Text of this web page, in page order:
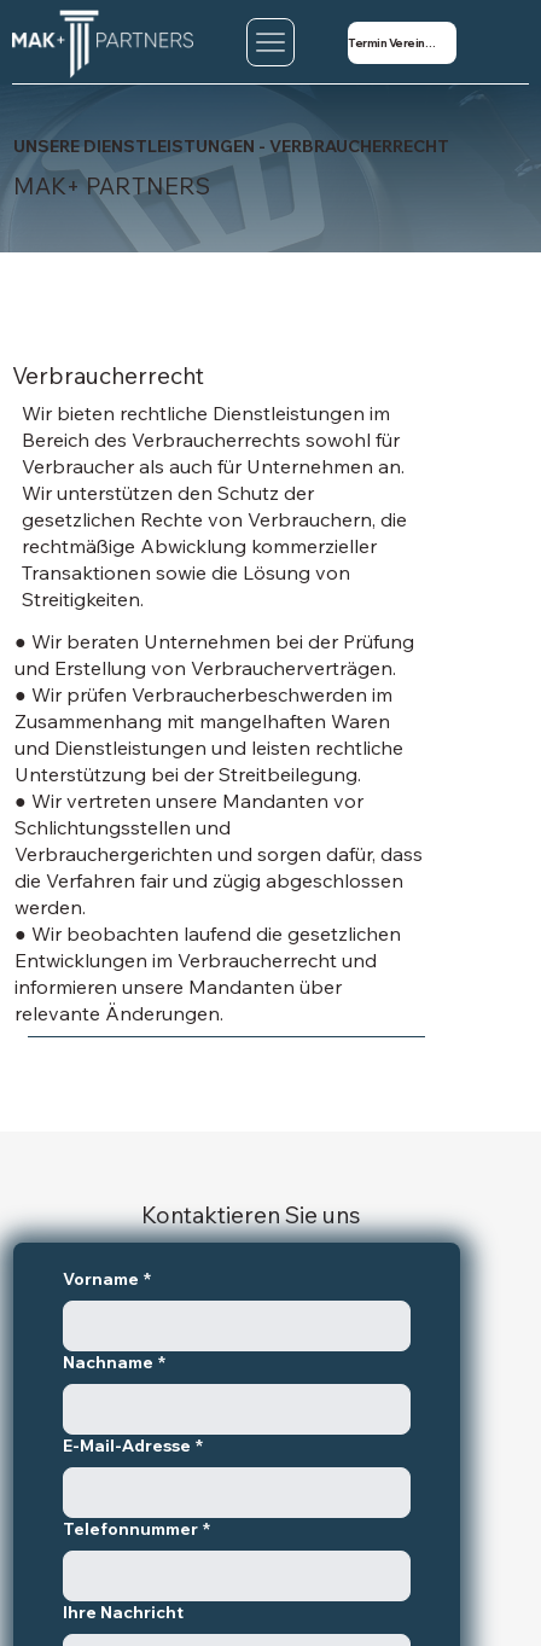
UNSERE DIENSTLEISTUNGEN - VERBRAUCHERRECHT
MAK+ PARTNERS
Verbraucherrecht
Wir bieten rechtliche Dienstleistungen im
Bereich des Verbraucherrechts sowohl für
Verbraucher als auch für Unternehmen an.
Wir unterstützen den Schutz der
gesetzlichen Rechte von Verbrauchern, die
rechtmäßige Abwicklung kommerzieller
Transaktionen sowie die Lösung von
Streitigkeiten.
● Wir beraten Unternehmen bei der Prüfung
und Erstellung von Verbraucherverträgen.
● Wir prüfen Verbraucherbeschwerden im
Zusammenhang mit mangelhaften Waren
und Dienstleistungen und leisten rechtliche
Unterstützung bei der Streitbeilegung.
● Wir vertreten unsere Mandanten vor
Schlichtungsstellen und
Verbrauchergerichten und sorgen dafür, dass
die Verfahren fair und zügig abgeschlossen
werden.
● Wir beobachten laufend die gesetzlichen
Entwicklungen im Verbraucherrecht und
informieren unsere Mandanten über
relevante Änderungen.
Kontaktieren Sie uns
Vorname *
Nachname *
E-Mail-Adresse *
Telefonnummer *
Ihre Nachricht